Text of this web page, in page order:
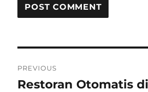
navigation
PREVIOUS
Previous
Restoran Otomatis